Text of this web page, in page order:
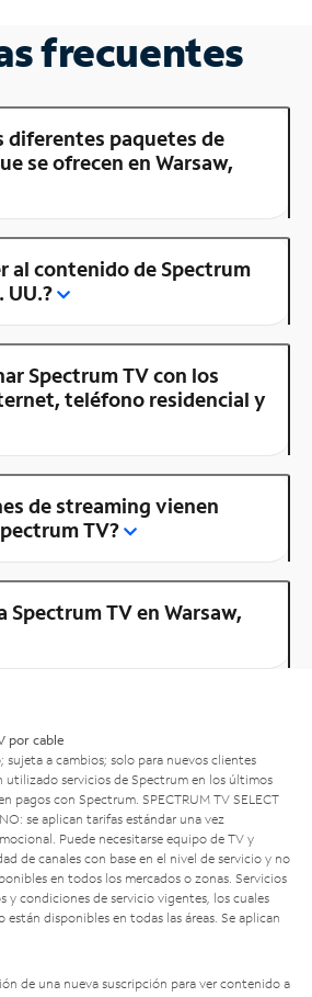
frecuentes
diferentes paquetes de
se ofrecen en Warsaw,
al contenido de Spectrum
UU.?
Spectrum TV con los
teléfono residencial y
de streaming vienen
TV?
Spectrum TV en Warsaw,
por cable
a cambios; solo para nuevos clientes
utilizado servicios de Spectrum en los últimos
pagos con Spectrum. SPECTRUM TV SELECT
se aplican tarifas estándar una vez
Puede necesitarse equipo de TV y
de canales con base en el nivel de servicio y no
en todos los mercados o zonas. Servicios
y condiciones de servicio vigentes, los cuales
están disponibles en todas las áreas. Se aplican
de una nueva suscripción para ver contenido a